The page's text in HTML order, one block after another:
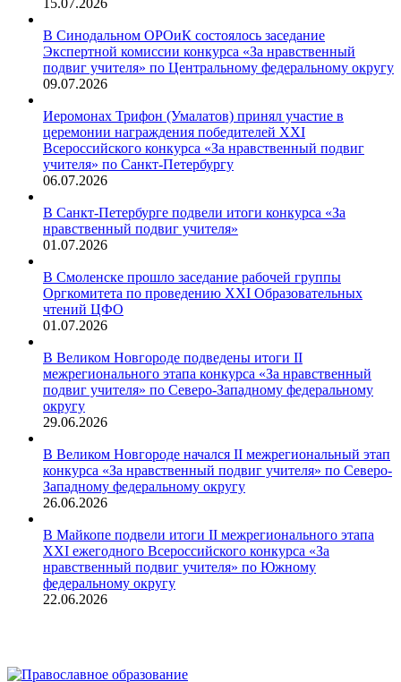
15.07.2026
В Синодальном ОРОиК состоялось заседание
Экспертной комиссии конкурса «За нравственный
подвиг учителя» по Центральному федеральному округу
09.07.2026
Иеромонах Трифон (Умалатов) принял участие в
церемонии награждения победителей XXI
Всероссийского конкурса «За нравственный подвиг
учителя» по Санкт-Петербургу
06.07.2026
В Санкт-Петербурге подвели итоги конкурса «За
нравственный подвиг учителя»
01.07.2026
В Смоленске прошло заседание рабочей группы
Оргкомитета по проведению XXI Образовательных
чтений ЦФО
01.07.2026
В Великом Новгороде подведены итоги II
межрегионального этапа конкурса «За нравственный
подвиг учителя» по Северо-Западному федеральному
округу
29.06.2026
В Великом Новгороде начался II межрегиональный этап
конкурса «За нравственный подвиг учителя» по Северо-
Западному федеральному округу
26.06.2026
В Майкопе подвели итоги II межрегионального этапа
XXI ежегодного Всероссийского конкурса «За
нравственный подвиг учителя» по Южному
федеральному округу
22.06.2026